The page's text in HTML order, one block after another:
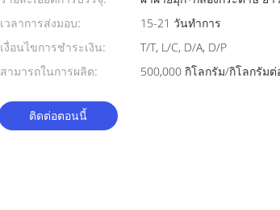
เวลาการส่งมอบ:
15-21 วันทำการ
เงื่อนไขการชำระเงิน:
T/T, L/C, D/A, D/P
สามารถในการผลิต:
500,000 กิโลกรัม/กิโลกรัม
ติดต่อตอนนี้